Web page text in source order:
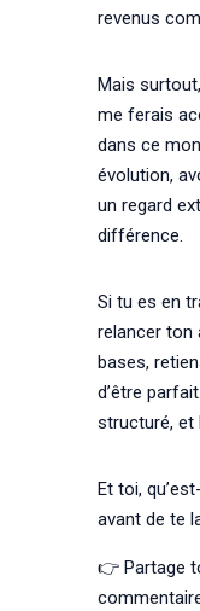
revenus
Mais
me ferais
dans ce
évolution,
un regard
différence.
Si tu es en
relancer ton
bases,
d’être
structuré, et
Et toi,
avant de te
👉 Partage